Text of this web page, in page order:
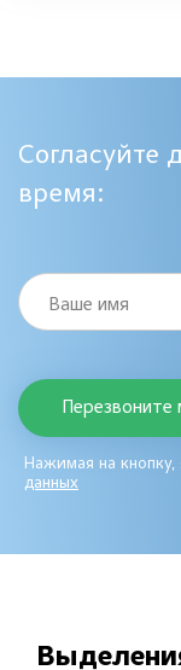
Согласуйте
время:
Ваше имя
Нажимая на кнопку,
данных